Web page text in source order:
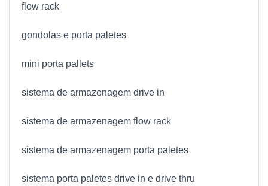
flow rack
gondolas e porta paletes
mini porta pallets
sistema de armazenagem drive in
sistema de armazenagem flow rack
sistema de armazenagem porta paletes
sistema porta paletes drive in e drive thru